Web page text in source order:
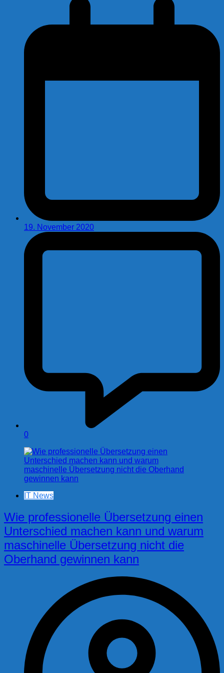
19. November 2020
0
IT News
Wie professionelle Übersetzung einen
Unterschied machen kann und warum
maschinelle Übersetzung nicht die
Oberhand gewinnen kann